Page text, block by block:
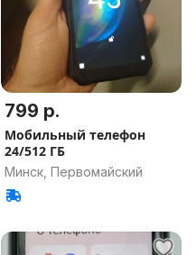
799 р.
Мобильный телефон
24/512 ГБ
Минск, Первомайский